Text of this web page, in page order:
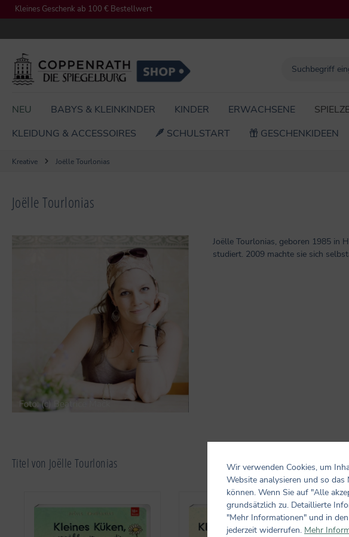
Zur Hauptnavigation springen
Kleines Geschenk ab 100 € Bestellwert
NEU BABYS & KLEINKINDER KINDER ERWACHSENE
KLEIDUNG & ACCESSOIRES
SCHULSTART GESCHENKIDEEN
Kreative Joëlle Tourlonias
Joëlle Tourlonias
Joëlle Tourlonias, geboren 1985 in
studiert. 2009 machte sie sich
Titel von Joëlle Tourlonias
Wir verwenden Cookies, um
Website analysieren und so
können. Wenn Sie auf "Alle
grundsätzlich zu. Detaillierte
"Mehr Informationen" und in
jederzeit widerrufen. Mehr